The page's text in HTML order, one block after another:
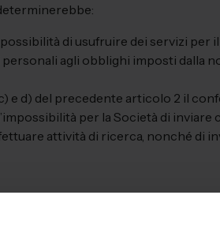
di usufruire dei servizi per
agli obblighi imposti dalla
e d) del precedente articolo 2 il
per la Società di
attività di ricerca, nonché di
cartacei, elettronici e/o